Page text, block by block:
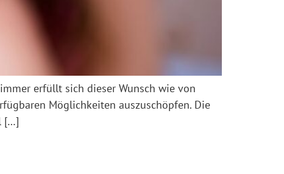
erfüllt sich dieser Wunsch wie von
Möglichkeiten auszuschöpfen. Die
[…]